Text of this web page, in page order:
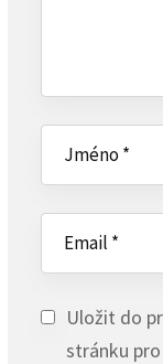
Uložit do
stránku